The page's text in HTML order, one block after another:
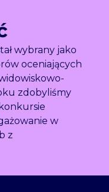
wybrany jako
oceniających
zdobyliśmy
w
z